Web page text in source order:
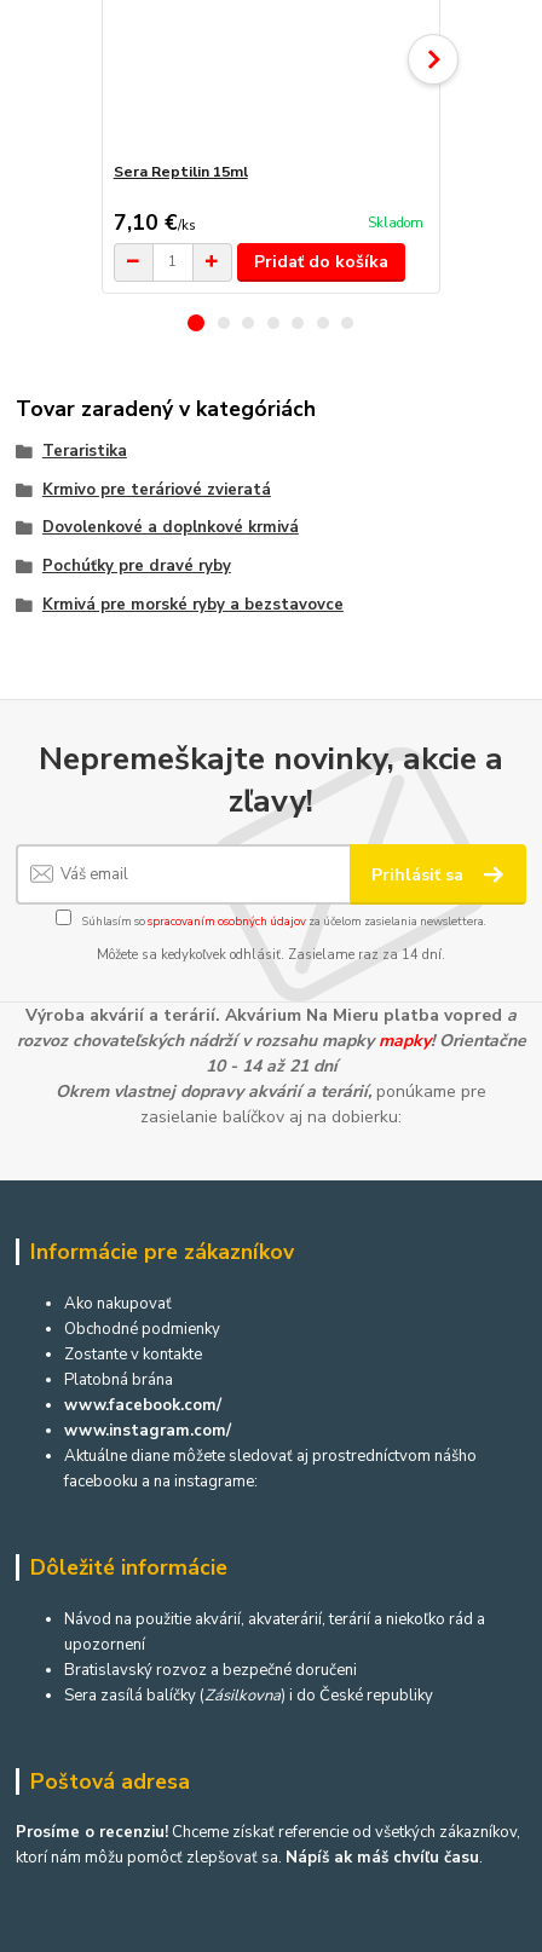
Sera Reptilin 15ml
7,10 €/ks Skladom
Pridať do košíka
Tovar zaradený v kategóriách
Teraristika
Krmivo pre teráriové zvieratá
Dovolenkové a doplnkové krmivá
Pochúťky pre dravé ryby
Krmivá pre morské ryby a bezstavovce
Nepremeškajte novinky, akcie a
zľavy!
Prihlásiť sa
Súhlasím sospracovaním osobných údajov za účelom zasielania newslettera.
Môžete sa kedykoľvek odhlásiť. Zasielame raz za 14 dní.
Výroba akvárií a terárií. Akvárium Na Mieru platba vopred a
rozvoz chovateľských nádrží v rozsahu mapkymapky! Orientačne
10 - 14 až 21 dní
Okrem vlastnej dopravy akvárií a terárií, ponúkame pre
zasielanie balíčkov aj na dobierku:
Informácie pre zákazníkov
Ako nakupovať
Obchodné podmienky
Zostante v kontakte
Platobná brána
www.facebook.com/
www.instagram.com/
Aktuálne diane môžete sledovať aj prostredníctvom nášho
facebooku a na instagrame:
Dôležité informácie
Návod na použitie akvárií, akvaterárií, terárií a niekoľko rád a
upozornení
Bratislavský rozvoz a bezpečné doručeni
Sera zasílá balíčky (Zásilkovna) i do České republiky
Poštová adresa
Prosíme o recenziu! Chceme získať referencie od všetkých zákazníkov,
ktorí nám môžu pomôcť zlepšovať sa. Nápíš ak máš chvíľu času.